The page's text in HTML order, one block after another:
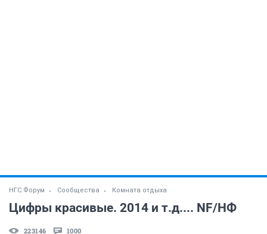
НГС.Форум Сообщества Комната отдыха
Цифры красивые. 2014 и т.д.... NF/НФ
223146 1000